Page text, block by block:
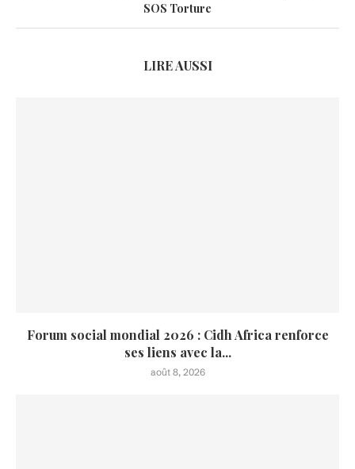
SOS Torture
LIRE AUSSI
Forum social mondial 2026 : Cidh Africa renforce
ses liens avec la...
août 8, 2026